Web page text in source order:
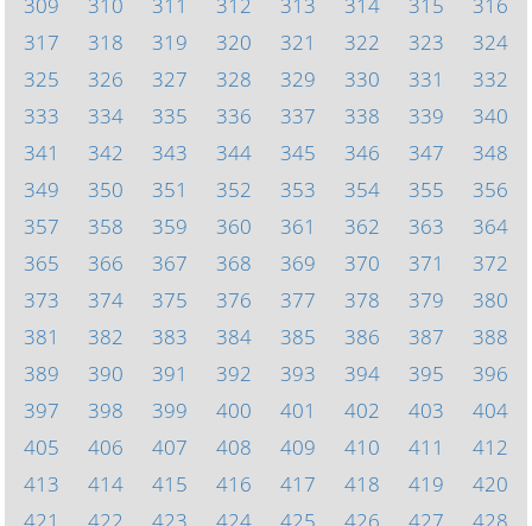
317
318 319 320 321 322 323
324
325
326 327 328 329 330 331
332
333
334 335 336 337 338 339
340
341
342 343 344 345 346 347
348
349
350 351 352 353 354 355
356
357
358 359 360 361 362 363
364
365
366 367 368 369 370 371
372
373
374 375 376 377 378 379
380
381
382 383 384 385 386 387
388
389
390 391 392 393 394 395
396
397
398 399 400 401 402 403
404
405
406 407 408 409 410 411
412
413
414 415 416 417 418 419
420